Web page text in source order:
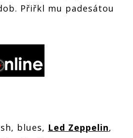
Přiřkl mu padesátou
blues, Led Zeppelin,